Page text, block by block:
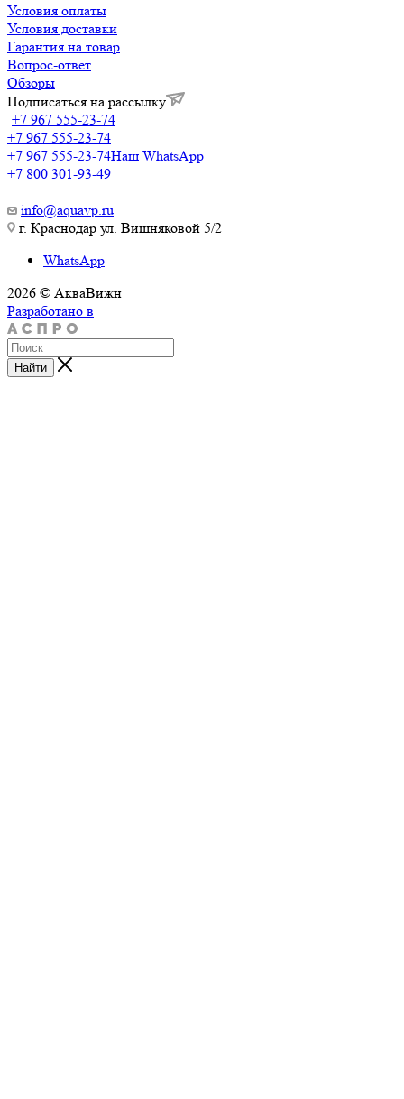
Условия оплаты
Условия доставки
Гарантия на товар
Вопрос-ответ
Обзоры
Подписаться на рассылку
+7 967 555-23-74
+7 967 555-23-74
+7 967 555-23-74Наш WhatsApp
+7 800 301-93-49
info@aquavp.ru
г. Краснодар ул. Вишняковой 5/2
WhatsApp
2026 © АкваВижн
Разработано в
Найти